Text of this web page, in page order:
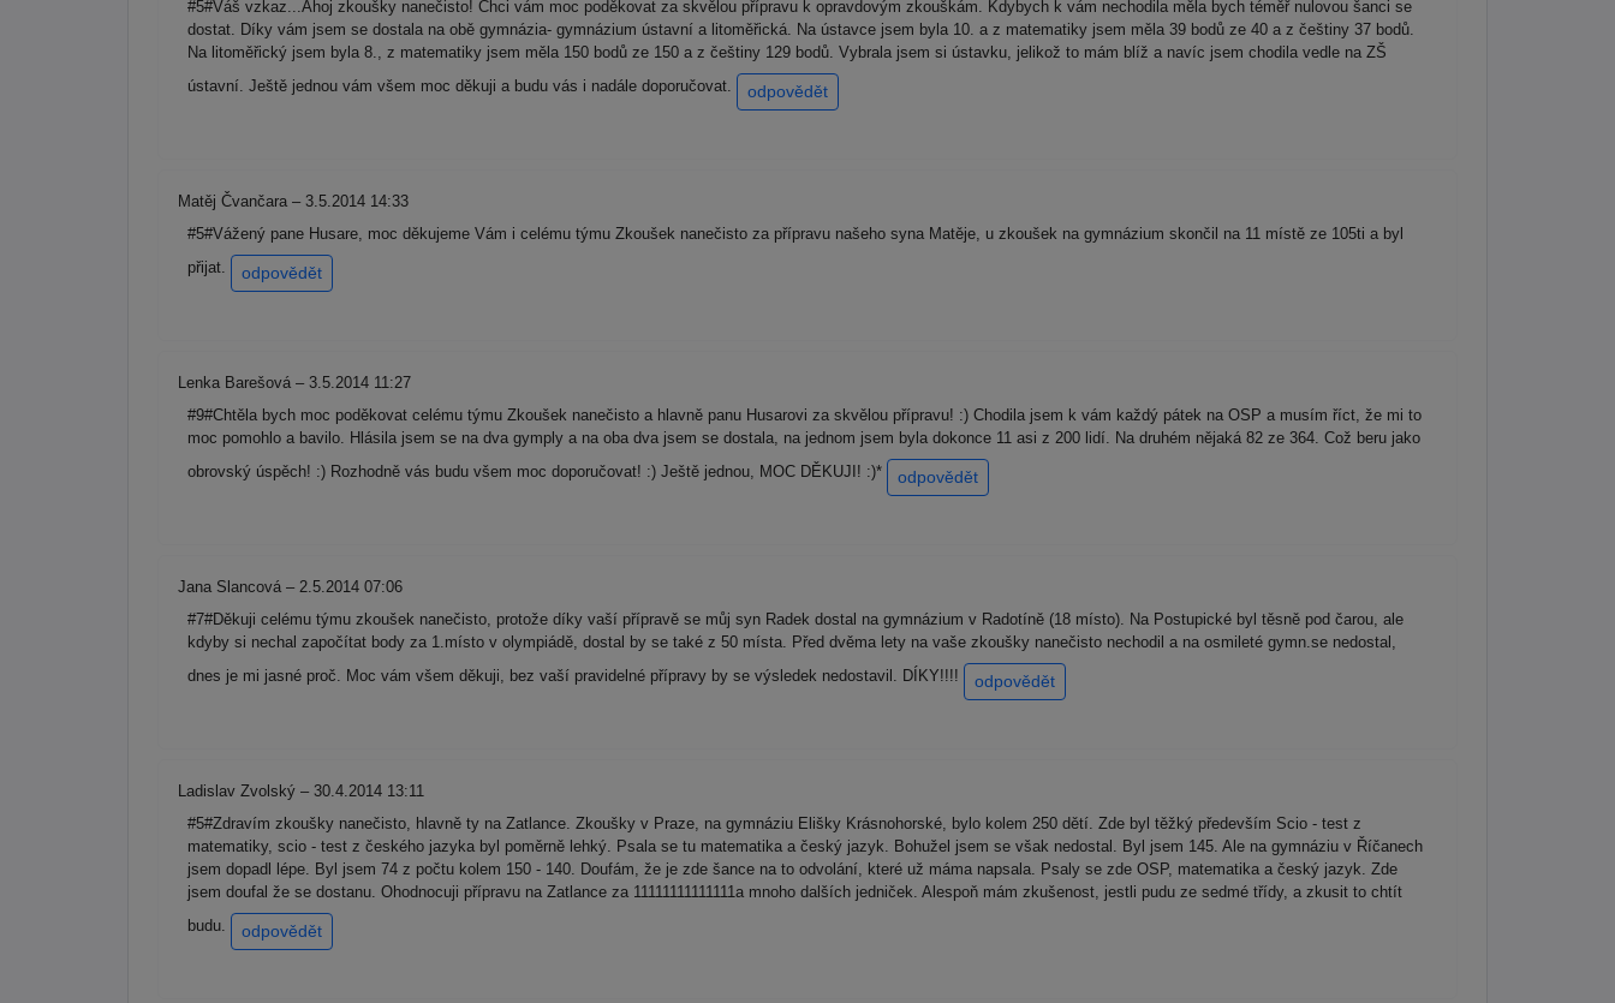
#5#Váš vzkaz...Ahoj zkoušky nanečisto! Chci vám moc poděkovat za skvělou přípravu k opravdovým zkouškám. Kdybych k vám nechodila měla bych téměř nulovou šanci se
dostat. Díky vám jsem se dostala na obě gymnázia- gymnázium ústavní a litoměřická. Na ústavce jsem byla 10. a z matematiky jsem měla 39 bodů ze 40 a z češtiny 37 bodů.
Na litoměřický jsem byla 8., z matematiky jsem měla 150 bodů ze 150 a z češtiny 129 bodů. Vybrala jsem si ústavku, jelikož to mám blíž a navíc jsem chodila vedle na ZŠ
ústavní. Ještě jednou vám všem moc děkuji a budu vás i nadále doporučovat.
odpovědět
Matěj Čvančara – 3.5.2014 14:33
#5#Vážený pane Husare, moc děkujeme Vám i celému týmu Zkoušek nanečisto za přípravu našeho syna Matěje, u zkoušek na gymnázium skončil na 11 místě ze 105ti a byl
přijat.
odpovědět
Lenka Barešová – 3.5.2014 11:27
#9#Chtěla bych moc poděkovat celému týmu Zkoušek nanečisto a hlavně panu Husarovi za skvělou přípravu! :) Chodila jsem k vám každý pátek na OSP a musím říct, že mi to
moc pomohlo a bavilo. Hlásila jsem se na dva gymply a na oba dva jsem se dostala, na jednom jsem byla dokonce 11 asi z 200 lidí. Na druhém nějaká 82 ze 364. Což beru jako
obrovský úspěch! :) Rozhodně vás budu všem moc doporučovat! :) Ještě jednou, MOC DĚKUJI! :)*
odpovědět
Jana Slancová – 2.5.2014 07:06
#7#Děkuji celému týmu zkoušek nanečisto, protože díky vaší přípravě se můj syn Radek dostal na gymnázium v Radotíně (18 místo). Na Postupické byl těsně pod čarou, ale
kdyby si nechal započítat body za 1.místo v olympiádě, dostal by se také z 50 místa. Před dvěma lety na vaše zkoušky nanečisto nechodil a na osmileté gymn.se nedostal,
dnes je mi jasné proč. Moc vám všem děkuji, bez vaší pravidelné přípravy by se výsledek nedostavil. DÍKY!!!!
odpovědět
Ladislav Zvolský – 30.4.2014 13:11
#5#Zdravím zkoušky nanečisto, hlavně ty na Zatlance. Zkoušky v Praze, na gymnáziu Elišky Krásnohorské, bylo kolem 250 dětí. Zde byl těžký především Scio - test z
matematiky, scio - test z českého jazyka byl poměrně lehký. Psala se tu matematika a český jazyk. Bohužel jsem se však nedostal. Byl jsem 145. Ale na gymnáziu v Říčanech
jsem dopadl lépe. Byl jsem 74 z počtu kolem 150 - 140. Doufám, že je zde šance na to odvolání, které už máma napsala. Psaly se zde OSP, matematika a český jazyk. Zde
jsem doufal že se dostanu. Ohodnocuji přípravu na Zatlance za 11111111111111a mnoho dalších jedniček. Alespoň mám zkušenost, jestli pudu ze sedmé třídy, a zkusit to chtít
budu.
odpovědět